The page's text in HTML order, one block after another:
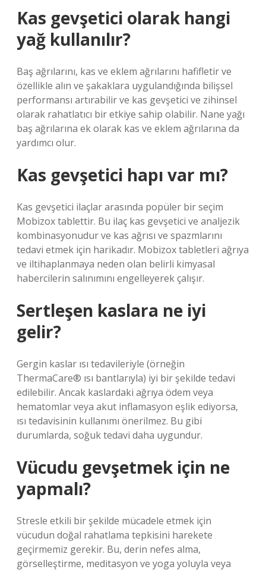
Kas gevşetici olarak hangi
yağ kullanılır?
Baş ağrılarını, kas ve eklem ağrılarını hafifletir ve
özellikle alın ve şakaklara uygulandığında bilişsel
performansı artırabilir ve kas gevşetici ve zihinsel
olarak rahatlatıcı bir etkiye sahip olabilir. Nane yağı
baş ağrılarına ek olarak kas ve eklem ağrılarına da
yardımcı olur.
Kas gevşetici hapı var mı?
Kas gevşetici ilaçlar arasında popüler bir seçim
Mobizox tablettir. Bu ilaç kas gevşetici ve analjezik
kombinasyonudur ve kas ağrısı ve spazmlarını
tedavi etmek için harikadır. Mobizox tabletleri ağrıya
ve iltihaplanmaya neden olan belirli kimyasal
habercilerin salınımını engelleyerek çalışır.
Sertleşen kaslara ne iyi
gelir?
Gergin kaslar ısı tedavileriyle (örneğin
ThermaCare® ısı bantlarıyla) iyi bir şekilde tedavi
edilebilir. Ancak kaslardaki ağrıya ödem veya
hematomlar veya akut inflamasyon eşlik ediyorsa,
ısı tedavisinin kullanımı önerilmez. Bu gibi
durumlarda, soğuk tedavi daha uygundur.
Vücudu gevşetmek için ne
yapmalı?
Stresle etkili bir şekilde mücadele etmek için
vücudun doğal rahatlama tepkisini harekete
geçirmemiz gerekir. Bu, derin nefes alma,
görselleştirme, meditasyon ve yoga yoluyla veya